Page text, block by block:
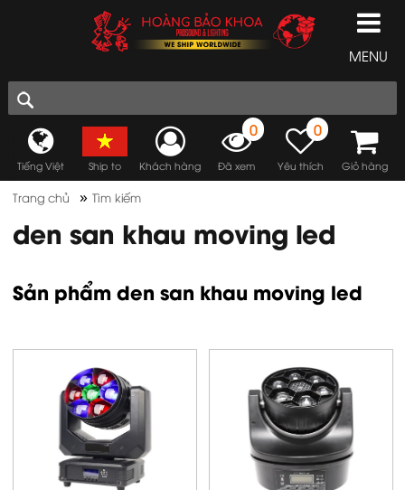
MENU
Tiếng Việt Ship to Khách hàng
0
Đã xem
0
Yêu thích Giỏ hàng
Trang chủ »Tìm kiếm
den san khau moving led
Sản phẩm den san khau moving led